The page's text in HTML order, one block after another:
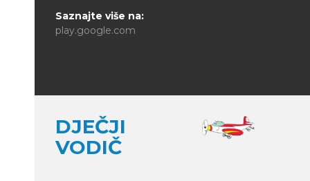
Saznajte više na:
play.google.com
DJEČJI
VODIČ